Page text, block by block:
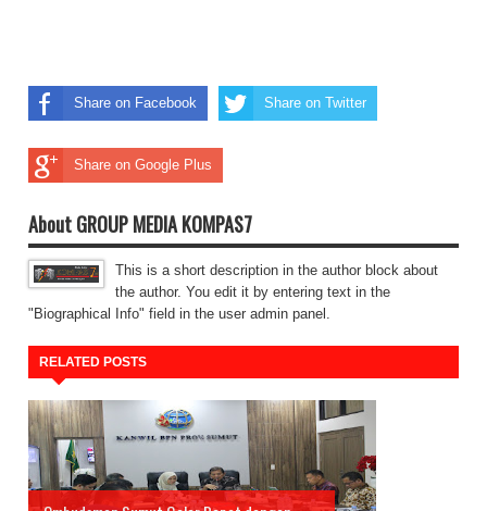
Share on Facebook Share on Twitter
Share on Google Plus
About GROUP MEDIA KOMPAS7
This is a short description in the author block about
the author. You edit it by entering text in the
"Biographical Info" field in the user admin panel.
RELATED POSTS